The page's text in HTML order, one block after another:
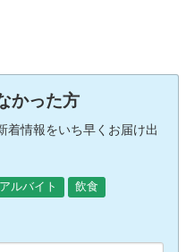
かった方
着情報をいち早くお届け出
アルバイト
飲食